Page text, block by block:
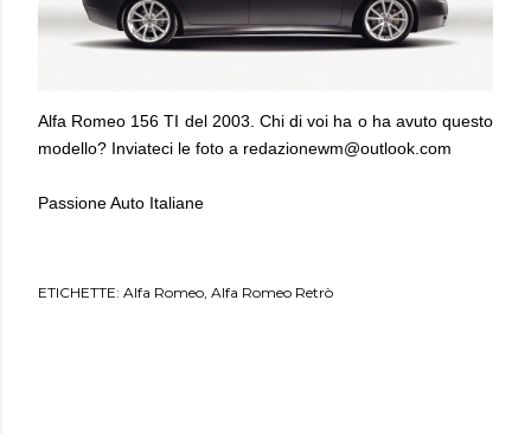
Alfa Romeo 156 TI del 2003. Chi di voi ha o ha avuto questo
modello? Inviateci le foto a redazionewm@outlook.com
Passione Auto Italiane
ETICHETTE: Alfa Romeo Alfa Romeo Retrò